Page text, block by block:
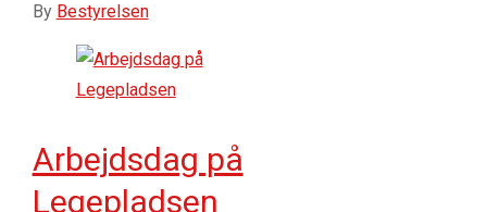
By Bestyrelsen
Arbejdsdag på
Legepladsen